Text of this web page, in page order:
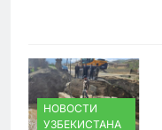
НОВОСТИ
УЗБЕКИСТАНА